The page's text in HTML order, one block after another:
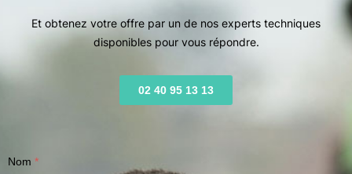
Et obtenez votre offre par un de nos experts techniques
disponibles pour vous répondre.
02 40 95 13 13
Nom